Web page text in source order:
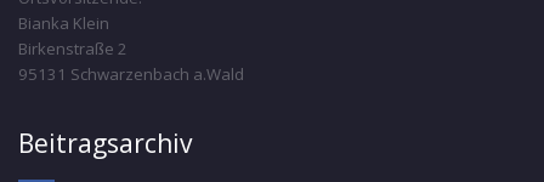
Bianka Klein
Birkenstraße 2
95131 Schwarzenbach a.Wald
Beitragsarchiv